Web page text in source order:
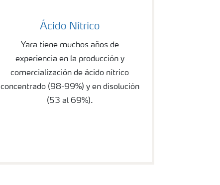
Ácido Nítrico
Yara tiene muchos años de
experiencia en la producción y
comercialización de ácido nítrico
concentrado (98-99%) y en disolución
(53 al 69%).